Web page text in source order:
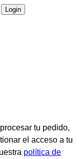
tu pedido,
el acceso a tu
política de